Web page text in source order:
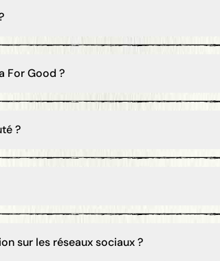
For Good ?
?
sur les réseaux sociaux ?